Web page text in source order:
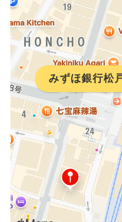
みずほ銀行松